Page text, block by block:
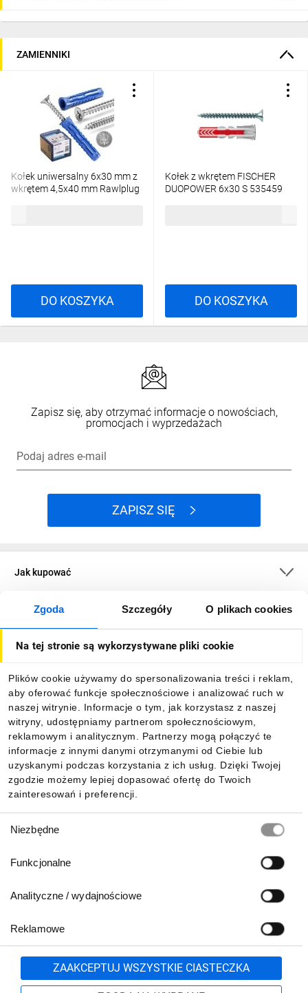
Zgoda Szczegóły O plikach cookies
Na tej stronie są wykorzystywane pliki cookie
Plików cookie używamy do spersonalizowania treści i reklam,
aby oferować funkcje społecznościowe i analizować ruch w
naszej witrynie. Informacje o tym, jak korzystasz z naszej
witryny, udostępniamy partnerom społecznościowym,
reklamowym i analitycznym. Partnerzy mogą połączyć te
informacje z innymi danymi otrzymanymi od Ciebie lub
uzyskanymi podczas korzystania z ich usług. Dzięki Twojej
zgodzie możemy lepiej dopasować ofertę do Twoich
zainteresowań i preferencji.
zgody
Niezbędne
Funkcjonalne
Analityczne / wydajnościowe
Reklamowe
ZAAKCEPTUJ WSZYSTKIE CIASTECZKA
ZAMIENNIKI
Kołek uniwersalny 6x30 mm z
wkrętem 4,5x40 mm Rawlplug
DO KOSZYKA
Kołek z wkrętem FISCHER
DUOPOWER 6x30 S 535459​
DO KOSZYKA
Zapisz się, aby otrzymać informacje o nowościach,
promocjach i wyprzedażach
Podaj adres e-mail
ZAPISZ SIĘ
Jak kupować
O firmie
Informacje
Pobierz naszą aplikację mobilną:
801 500 700 lub
71 37 61 600